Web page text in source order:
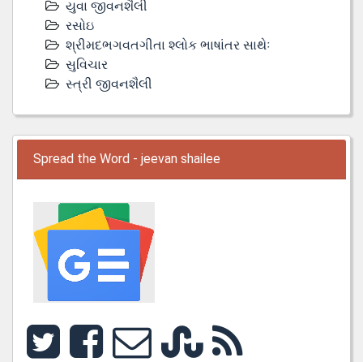
યુવા જીવનશૈલી
રસોઇ
શ્રીમદભગવતગીતા શ્લોક ભાષાંતર સાથેઃ
સુવિચાર
સ્ત્રી જીવનશૈલી
Spread the Word - jeevan shailee